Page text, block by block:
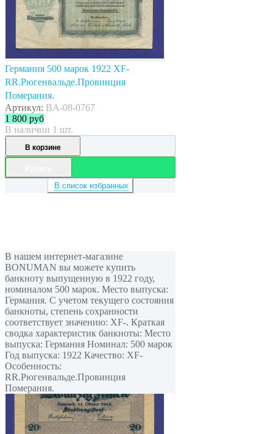
Германия 500 марок 1922 XF-
RR.Рюгенвальде.Провинция
Померания.
Артикул: BA-08-0767
1 800 руб
В наличии 1 шт.
В корзине
В список избранных
В нашем интернет-магазине
BONUMAN вы можете купить
банкноту выпущенную в 1922 году,
номиналом 500 марок. Место выпуска:
Германия. С учетом текущего состояния
банкноты, степень сохранности
соответствует значению: XF-. Краткая
сводка характеристик банкноты: Место
выпуска: Германия Номинал: 500 марок
Год выпуска: 1922 Качество: XF-
Особенность:
RR.Рюгенвальде.Провинция
Померания.